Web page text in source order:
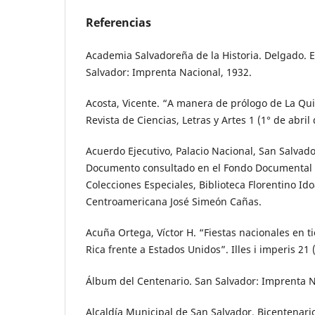
Referencias
Academia Salvadoreña de la Historia. Delgado.
Salvador: Imprenta Nacional, 1932.
Acosta, Vicente. “A manera de prólogo de La
Revista de Ciencias, Letras y Artes 1 (1° de abril
Acuerdo Ejecutivo, Palacio Nacional, San
Documento consultado en el Fondo Documental
Colecciones Especiales, Biblioteca Florentino
Centroamericana José Simeón Cañas.
Acuña Ortega, Víctor H. “Fiestas nacionales en
Rica frente a Estados Unidos”. Illes i imperis 21
Álbum del Centenario. San Salvador: Imprenta
Alcaldía Municipal de San Salvador.